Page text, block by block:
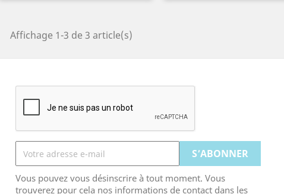
Affichage 1-3 de 3 article(s)
Vous pouvez vous désinscrire à tout moment. Vous
trouverez pour cela nos informations de contact dans les